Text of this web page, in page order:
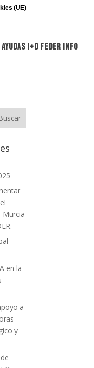
(UE)
Ayudas I+d FEDER INFO
Murcia
en la
a
y